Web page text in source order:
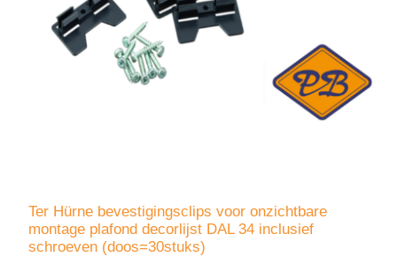
Ter Hürne bevestigingsclips voor onzichtbare
montage plafond decorlijst DAL 34 inclusief
schroeven (doos=30stuks)